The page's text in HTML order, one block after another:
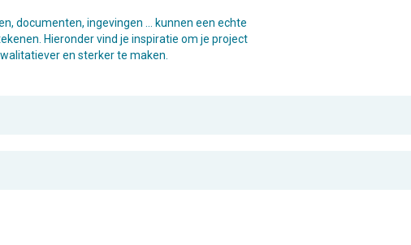
documenten, ingevingen … kunnen een echte
Hieronder vind je inspiratie om je project
en sterker te maken.